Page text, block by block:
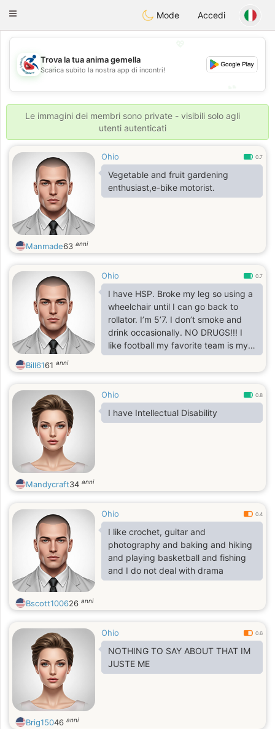
Handi Space
Toggle
Mode Accedi
💖
💕
Trova la tua anima gemella
Scarica subito la nostra app di incontri!
Le immagini dei membri sono private - visibili solo agli
utenti autenticati
Ohio 0.7
Vegetable and fruit gardening
enthusiast,e-bike motorist.
Manmade63 anni
Ohio 0.7
I have HSP. Broke my leg so using a
wheelchair until I can go back to
rollator. I’m 5’7. I don’t smoke and
drink occasionally. NO DRUGS!!! I
like football my favorite team is my
fantasy football team. I enjoy
puzzles and game shows. I enjoy
interests.
Bill6161 anni
Ohio 0.8
I have Intellectual Disability
Mandycraft34 anni
Ohio 0.4
I like crochet, guitar and
photography and baking and hiking
and playing basketball and fishing
and I do not deal with drama
Bscott100626 anni
Ohio 0.6
NOTHING TO SAY ABOUT THAT IM
JUSTE ME
Brig15046 anni